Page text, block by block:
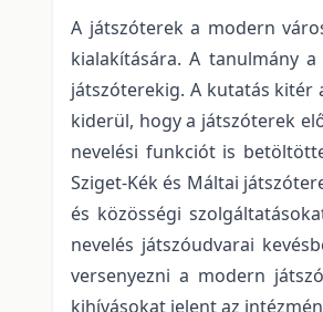
A játszóterek a modern
kialakítására. A tanulmány
játszóterekig. A kutatás kitér
kiderül, hogy a játszóterek
nevelési funkciót is
Sziget-Kék és Máltai
és közösségi
nevelés játszóudvarai
versenyezni a modern
kihívásokat jelent az